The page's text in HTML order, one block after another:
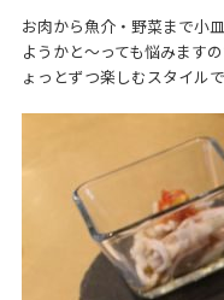
お肉から魚介・野菜まで小
ようかと～っても悩みます
ょっとずつ楽しむスタイルで